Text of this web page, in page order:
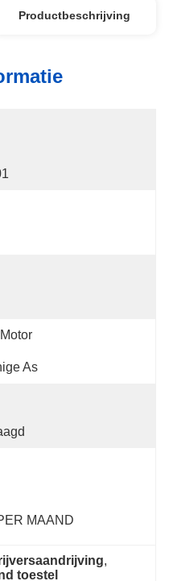
Productbeschrijving
As
MAAND
,
toestel